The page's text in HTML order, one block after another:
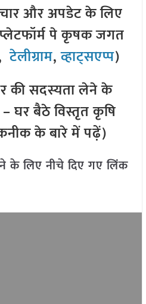
और अपडेट के लिए
पे कृषक जगत
टेलीग्राम,व्हाट्सएप्प)
सदस्यता लेने के
घर बैठे विस्तृत कृषि
के बारे में पढ़ें)
लिए नीचे दिए गए लिंक